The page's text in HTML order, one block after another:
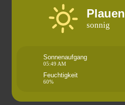
Plauen
sonnig
Sonnenaufgang
05:49 AM
Feuchtigkeit
60%